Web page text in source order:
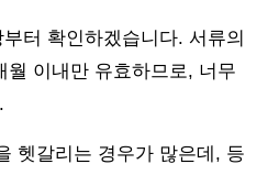
터 확인하겠습니다. 서류의
월 이내만 유효하므로, 너무
헷갈리는 경우가 많은데, 등